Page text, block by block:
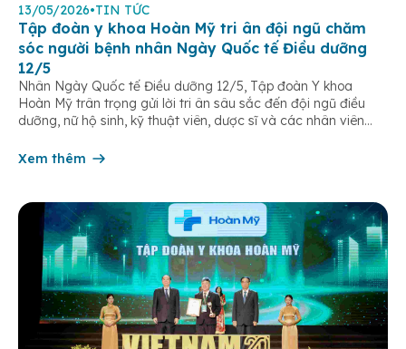
13/05/2026•TIN TỨC
Tập đoàn y khoa Hoàn Mỹ tri ân đội ngũ chăm
sóc người bệnh nhân Ngày Quốc tế Điều dưỡng
12/5
Nhân Ngày Quốc tế Điều dưỡng 12/5, Tập đoàn Y khoa
Hoàn Mỹ trân trọng gửi lời tri ân sâu sắc đến đội ngũ điều
dưỡng, nữ hộ sinh, kỹ thuật viên, dược sĩ và các nhân viên
âm thầm đồng hành trên […]
Xem thêm